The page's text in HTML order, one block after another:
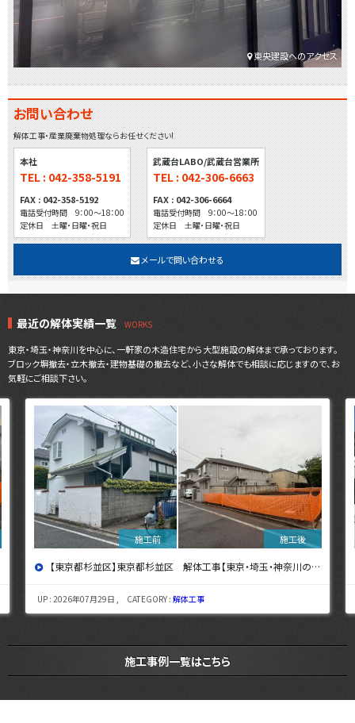
東央建設へのアクセス
お問い合わせ
解体工事・産業廃棄物処理ならお任せください!
本社
TEL : 042-358-5191
FAX : 042-358-5192
電話受付時間 9：00～18：00
定休日 土曜・日曜・祝日
武蔵台LABO/武蔵台営業所
TEL : 042-306-6663
FAX : 042-306-6664
電話受付時間 9：00～18：00
定休日 土曜・日曜・祝日
メールで問い合わせる
最近の解体実績一覧
東京・埼玉・神奈川を中心に、一軒家の木造住宅から大型施設の解体まで承っております。
ブロック塀撤去・立木撤去・建物基礎の撤去など、小さな解体でも相談に応じますので、お
気軽にご相談下さい。
【東京都杉並区】東京都杉並区 解体工事【東京・埼玉・神奈川の解体工事なら東央建設へ】
UP : 2026年07月29日 , CATEGORY :解体工事
施工事例一覧はこちら